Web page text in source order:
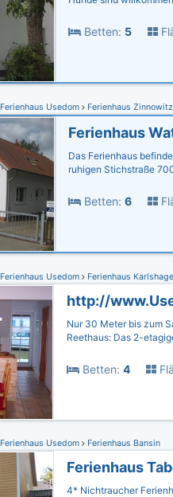
Betten: 5
Ferienhaus Usedom Ferienhaus Zinnowitz
Ferienhaus
Das Ferienhaus
ruhigen Stichstraße
Betten: 6
Ferienhaus Usedom Ferienhaus
http://
Nur 30 Meter bis zum
Reethaus: Das 2-
Betten: 4
Ferienhaus Usedom Ferienhaus Bansin
Ferienhaus
4* Nichtraucher